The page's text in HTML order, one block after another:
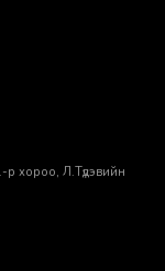
р хороо, ​Л.Түдэвийн